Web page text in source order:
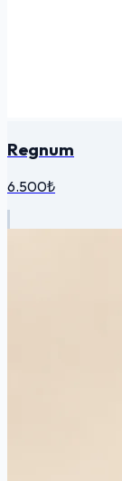
Regnum
6.500₺